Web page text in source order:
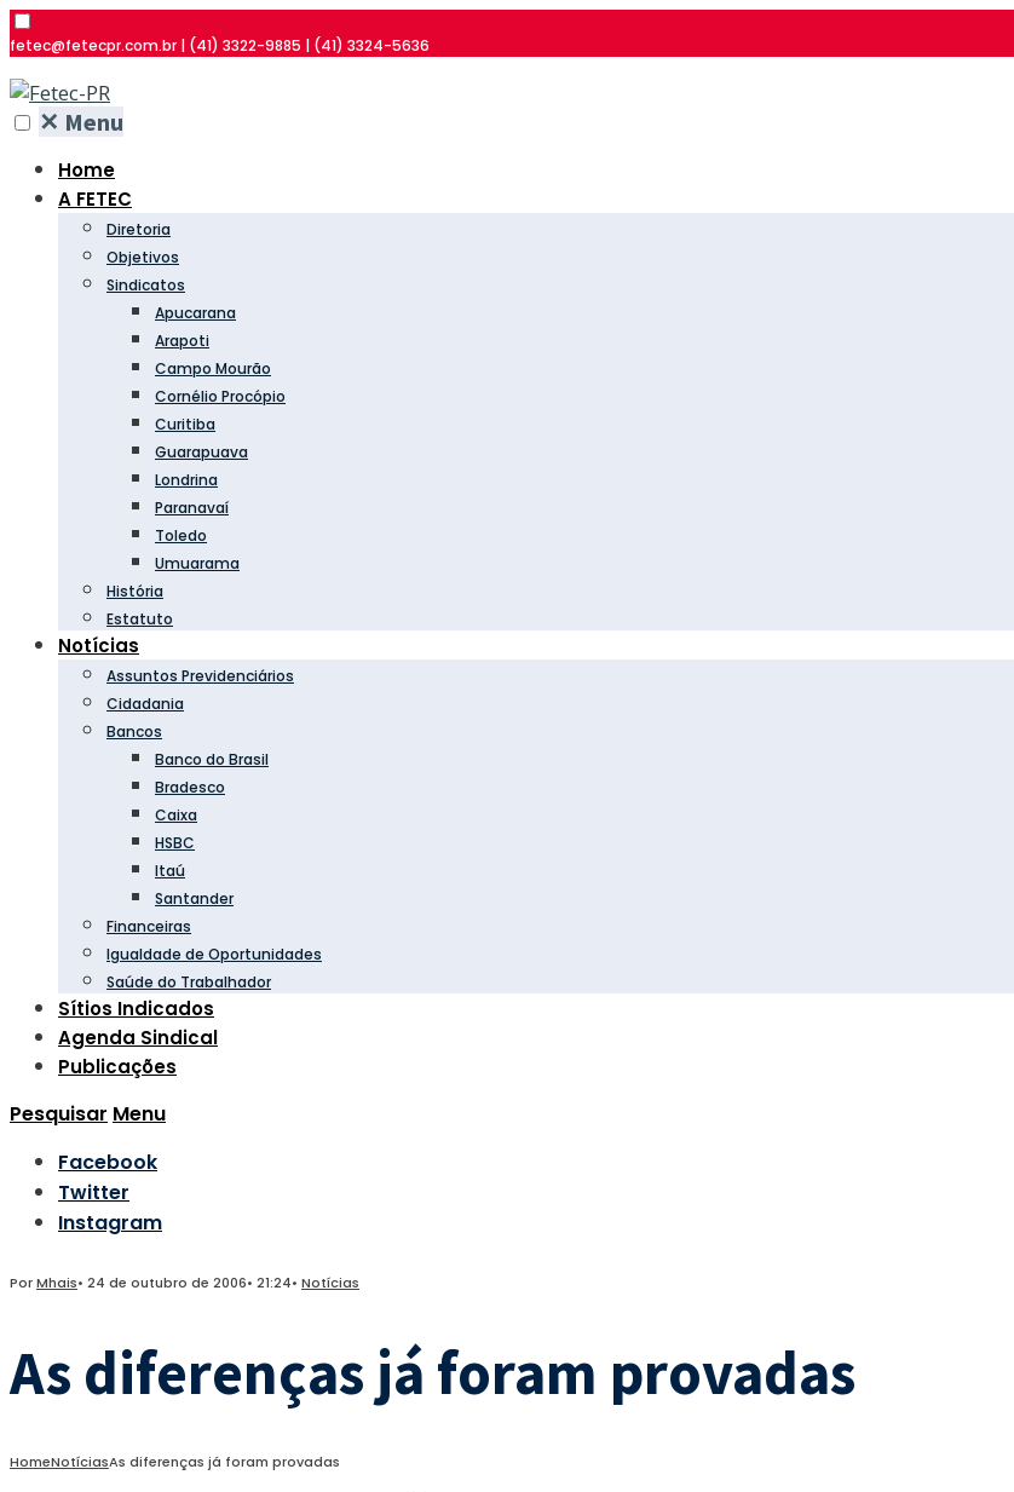
fetec@fetecpr.com.br | (41) 3322-9885 | (41) 3324-5636
✕ Menu
Home
A FETEC
Diretoria
Objetivos
Sindicatos
Apucarana
Arapoti
Campo Mourão
Cornélio Procópio
Curitiba
Guarapuava
Londrina
Paranavaí
Toledo
Umuarama
História
Estatuto
Notícias
Assuntos Previdenciários
Cidadania
Bancos
Banco do Brasil
Bradesco
Caixa
HSBC
Itaú
Santander
Financeiras
Igualdade de Oportunidades
Saúde do Trabalhador
Sítios Indicados
Agenda Sindical
Publicações
Pesquisar Menu
Facebook
Twitter
Instagram
PorMhais• 24 de outubro de 2006• 21:24• Notícias
As diferenças já foram provadas
HomeNotíciasAs diferenças já foram provadas